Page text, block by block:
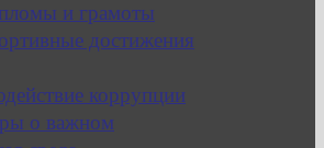
и грамоты
достижения
коррупции
о важном